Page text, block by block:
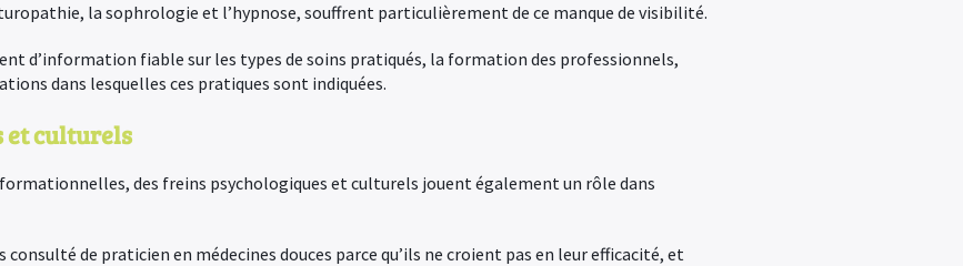
la sophrologie et l’hypnose, souffrent particulièrement de ce manque de visibilité.
d’information fiable sur les types de soins pratiqués, la formation des professionnels,
dans lesquelles ces pratiques sont indiquées.
et culturels
des freins psychologiques et culturels jouent également un rôle dans
consulté de praticien en médecines douces parce qu’ils ne croient pas en leur efficacité, et